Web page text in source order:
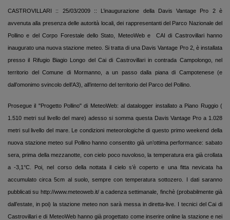
CASTROVILLARI :: 25/03/2009 :: L’inaugurazione della Davis Vantage Pro 2 è
avvenuta alla presenza delle autorità locali, dei rappresentanti del Parco Nazionale del
Pollino e del Corpo Forestale dello Stato, MeteoWeb e
CAI di Castrovillari hanno
inaugurato una nuova stazione meteo. Si tratta di una Davis Vantage Pro 2, è installata
presso il Rifugio Biagio Longo del Cai di Castrovillari in contrada Campolongo, nel
territorio del Comune di Mormanno, a un passo dalla piana di Campotenese (e
dall’omonimo svincolo dell’A3), all’interno del territorio del Parco del Pollino.
Prosegue il "Progetto Pollino" di MeteoWeb: al datalogger installato a Piano Ruggio (
1.510 metrisul livello del mare) adesso si somma questa Davis Vantage Pro a 1.028
metri sul livello del mare. Le condizioni meteorologiche di questo primo weekend della
nuova stazione meteo sul Pollino hanno consentito già un’ottima performance: sabato
sera, prima della mezzanotte, con cielo poco nuvoloso, la temperatura era già crollata
a-3,1°C . Poi, nel corso della nottata il cielo s’è coperto e una fitta nevicata ha
accumulato circa5cm al suolo, sempre con temperatura sottozero. I dati saranno
pubblicati su http://www.meteoweb.it/a cadenza settimanale, finchè (probabilmente già
dall’estate, in poi) la stazione meteo non sarà messa in diretta-live. I tecnici del Cai di
Castrovillari e di MeteoWeb hanno già progettato come inserire online la stazione e nei